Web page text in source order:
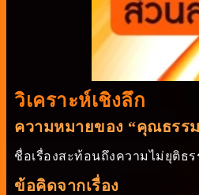
วิเคราะห์เชิงลึก
ความหมายของ “คุณธรร
ชื่อเรื่องสะท้อนถึงความไม่ยุติธ
ข้อคิดจากเรื่อง